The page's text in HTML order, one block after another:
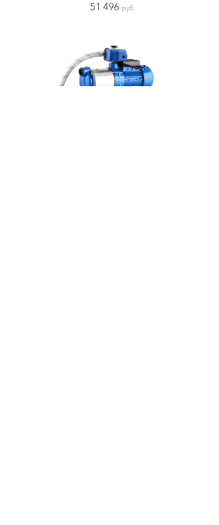
51 496 руб.